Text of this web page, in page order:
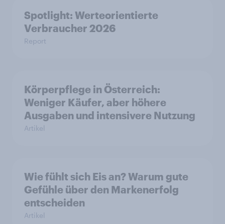
Spotlight: Werteorientierte
Verbraucher 2026
Report
Körperpflege in Österreich:
Weniger Käufer, aber höhere
Ausgaben und intensivere Nutzung
Artikel
Wie fühlt sich Eis an? Warum gute
Gefühle über den Markenerfolg
entscheiden
Artikel